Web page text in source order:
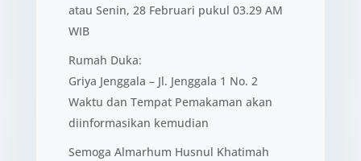
atau Senin, 28 Februari pukul 03.29 AM
WIB
Rumah Duka:
Griya Jenggala – Jl. Jenggala 1 No. 2
Waktu dan Tempat Pemakaman akan
diinformasikan kemudian
Semoga Almarhum Husnul Khatimah